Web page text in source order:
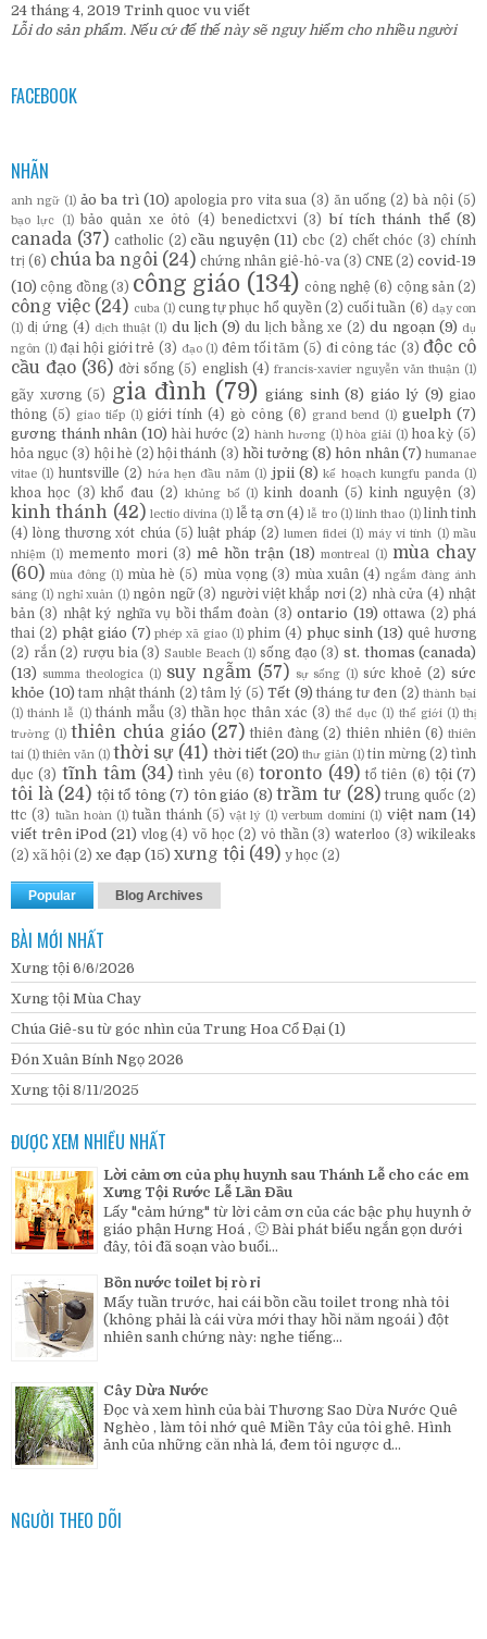
24 tháng 4, 2019 Trinh quoc vu viết
Lỗi do sản phẩm. Nếu cứ để thế này sẽ nguy hiểm cho nhiều người
FACEBOOK
NHÃN
anh ngữ (1) ảo ba trì (10) apologia pro vita sua (3) ăn uống (2) bà nội (5)
bạo lực (1) bảo quản xe ôtô (4) benedictxvi (3) bí tích thánh thể (8)
canada (37) catholic (2) cầu nguyện (11) cbc (2) chết chóc (3) chính
trị (6) chúa ba ngôi (24) chứng nhân giê-hô-va (3) CNE (2) covid-19
(10) cộng đồng (3) công giáo (134) công nghệ (6) cộng sản (2)
công việc (24) cuba (1) cung tự phục hổ quyền (2) cuối tuần (6) dạy con
(1) dị ứng (4) dịch thuật (1) du lịch (9) du lịch bằng xe (2) du ngoạn (9) dụ
ngôn (1) đại hội giới trẻ (3) đạo (1) đêm tối tăm (5) đi công tác (3) độc cô
cầu đạo (36) đời sống (5) english (4) francis-xavier nguyễn văn thuận (1)
gãy xương (5) gia đình (79) giáng sinh (8) giáo lý (9) giao
thông (5) giao tiếp (1) giới tính (4) gò công (6) grand bend (1) guelph (7)
gương thánh nhân (10) hài hước (2) hành hương (1) hòa giải (1) hoa kỳ (5)
hỏa ngục (3) hội hè (2) hội thánh (3) hồi tưởng (8) hôn nhân (7) humanae
vitae (1) huntsville (2) hứa hẹn đầu năm (1) jpii (8) kế hoạch kungfu panda (1)
khoa học (3) khổ đau (2) khủng bố (1) kinh doanh (5) kinh nguyện (3)
kinh thánh (42) lectio divina (1) lễ tạ ơn (4) lễ tro (1) linh thao (1) linh tinh
(4) lòng thương xót chúa (5) luật pháp (2) lumen fidei (1) máy vi tính (1) mầu
nhiệm
(1) memento mori (3) mê hồn trận (18) montreal (1) mùa chay
(60) mùa đông (1) mùa hè (5) mùa vọng (3) mùa xuân (4) ngắm đàng ánh
sáng (1) nghỉ xuân (1) ngôn ngữ (3) người việt khắp nơi (2) nhà cửa (4) nhật
bản (3) nhật ký nghĩa vụ bồi thẩm đoàn (3) ontario (19) ottawa (2) phá
thai (2) phật giáo (7) phép xã giao (1) phim (4) phục sinh (13) quê hương
(2) rắn (2) rượu bia (3) Sauble Beach (1) sống đạo (3) st. thomas (canada)
(13)
summa theologica (1) suy ngẫm (57) sự sống (1) sức khoẻ (2) sức
khỏe (10) tam nhật thánh (2) tâm lý (5) Tết (9) tháng tư đen (2) thành bại
(1) thánh lễ (1) thánh mẫu (3) thần học thân xác (3) thể dục (1) thế giới (1) thị
trường (1) thiên chúa giáo (27) thiên đàng (2) thiên nhiên (6) thiên
tai (1) thiên văn (1) thời sự (41) thời tiết (20) thư giản (1) tin mừng (2) tình
dục (3) tĩnh tâm (34) tình yêu (6) toronto (49) tổ tiên (6) tội (7)
tôi là (24) tội tổ tông (7) tôn giáo (8) trầm tư (28) trung quốc (2)
ttc (3) tuần hoàn (1) tuần thánh (5) vật lý (1) verbum domini (1) việt nam (14)
viết trên iPod (21) vlog (4) võ học (2) vô thần (3) waterloo (3) wikileaks
(2) xã hội (2) xe đạp (15) xưng tội (49) y học (2)
Popular Blog Archives
BÀI MỚI NHẤT
Xưng tội 6/6/2026
Xưng tội Mùa Chay
Chúa Giê-su từ góc nhìn của Trung Hoa Cổ Đại (1)
Đón Xuân Bính Ngọ 2026
Xưng tội 8/11/2025
ĐƯỢC XEM NHIỀU NHẤT
Lời cảm ơn của phụ huynh sau Thánh Lễ cho các em
Xưng Tội Rước Lễ Lần Đầu
Lấy "cảm hứng" từ lời cảm ơn của các bậc phụ huynh ở
giáo phận Hưng Hoá , 🙂 Bài phát biểu ngắn gọn dưới
đây, tôi đã soạn vào buổi...
Bồn nước toilet bị rò rỉ
Mấy tuần trước, hai cái bồn cầu toilet trong nhà tôi
(không phải là cái vừa mới thay hồi năm ngoái ) đột
nhiên sanh chứng này: nghe tiếng...
Cây Dừa Nước
Đọc và xem hình của bài Thương Sao Dừa Nước Quê
Nghèo , làm tôi nhớ quê Miền Tây của tôi ghê. Hình
ảnh của những căn nhà lá, đem tôi ngược d...
NGƯỜI THEO DÕI